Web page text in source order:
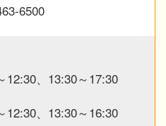
6500
12:30、13:30～17:30
12:30、13:30～16:30